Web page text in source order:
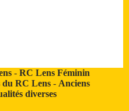
-RC Lens Féminin
du RC Lens- Anciens
diverses